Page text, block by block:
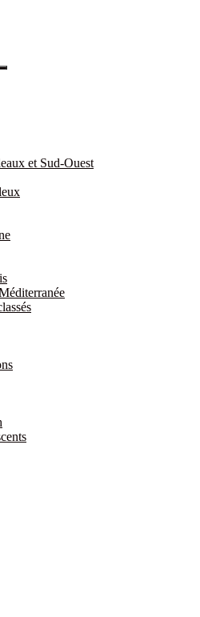
et Sud-Ouest